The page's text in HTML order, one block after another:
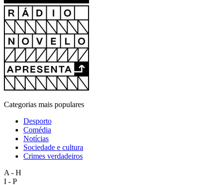
Categorias mais populares
Desporto
Comédia
Notícias
Sociedade e cultura
Crimes verdadeiros
A - H
I - P